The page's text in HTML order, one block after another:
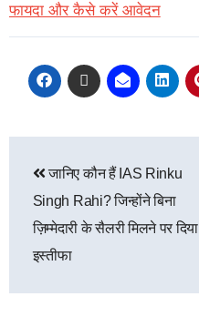
फायदा और कैसे करें आवेदन
जानिए कौन हैं IAS Rinku
Singh Rahi? जिन्होंने बिना
ज़िम्मेदारी के सैलरी मिलने पर दिया
इस्तीफा